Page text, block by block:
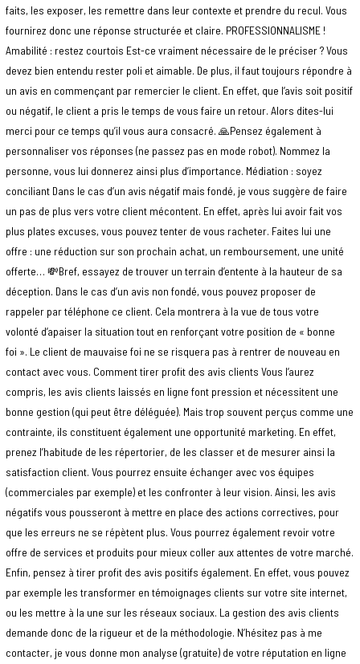
faits, les exposer, les remettre dans leur contexte et prendre du recul. Vous
fournirez donc une réponse structurée et claire. PROFESSIONNALISME !
Amabilité : restez courtois Est-ce vraiment nécessaire de le préciser ? Vous
devez bien entendu rester poli et aimable. De plus, il faut toujours répondre à
un avis en commençant par remercier le client. En effet, que l’avis soit positif
ou négatif, le client a pris le temps de vous faire un retour. Alors dites-lui
merci pour ce temps qu’il vous aura consacré. 🙏Pensez également à
personnaliser vos réponses (ne passez pas en mode robot). Nommez la
personne, vous lui donnerez ainsi plus d’importance. Médiation : soyez
conciliant Dans le cas d’un avis négatif mais fondé, je vous suggère de faire
un pas de plus vers votre client mécontent. En effet, après lui avoir fait vos
plus plates excuses, vous pouvez tenter de vous racheter. Faites lui une
offre : une réduction sur son prochain achat, un remboursement, une unité
offerte… 💸Bref, essayez de trouver un terrain d’entente à la hauteur de sa
déception. Dans le cas d’un avis non fondé, vous pouvez proposer de
rappeler par téléphone ce client. Cela montrera à la vue de tous votre
volonté d’apaiser la situation tout en renforçant votre position de « bonne
foi ». Le client de mauvaise foi ne se risquera pas à rentrer de nouveau en
contact avec vous. Comment tirer profit des avis clients Vous l’aurez
compris, les avis clients laissés en ligne font pression et nécessitent une
bonne gestion (qui peut être déléguée). Mais trop souvent perçus comme une
contrainte, ils constituent également une opportunité marketing. En effet,
prenez l’habitude de les répertorier, de les classer et de mesurer ainsi la
satisfaction client. Vous pourrez ensuite échanger avec vos équipes
(commerciales par exemple) et les confronter à leur vision. Ainsi, les avis
négatifs vous pousseront à mettre en place des actions correctives, pour
que les erreurs ne se répètent plus. Vous pourrez également revoir votre
offre de services et produits pour mieux coller aux attentes de votre marché.
Enfin, pensez à tirer profit des avis positifs également. En effet, vous pouvez
par exemple les transformer en témoignages clients sur votre site internet,
ou les mettre à la une sur les réseaux sociaux. La gestion des avis clients
demande donc de la rigueur et de la méthodologie. N’hésitez pas à me
contacter, je vous donne mon analyse (gratuite) de votre réputation en ligne